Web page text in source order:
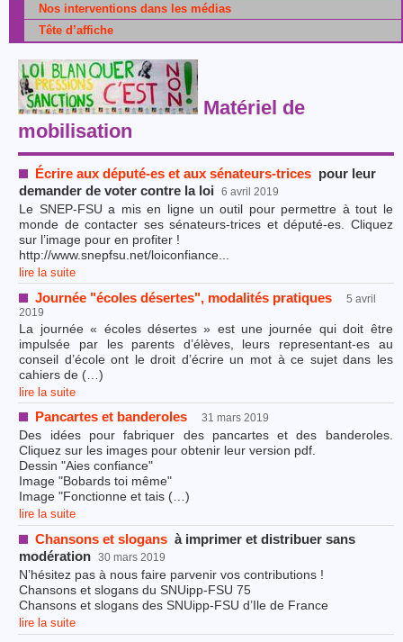
Nos interventions dans les médias
Tête d’affiche
Matériel de
mobilisation
Écrire aux député-es et aux sénateurs-trices pour leur
demander de voter contre la loi
6 avril 2019
Le SNEP-FSU a mis en ligne un outil pour permettre à tout le
monde de contacter ses sénateurs-trices et député-es. Cliquez
sur l’image pour en profiter !
http://www.snepfsu.net/loiconfiance...
lire la suite
Journée "écoles désertes", modalités pratiques
5 avril
2019
La journée « écoles désertes » est une journée qui doit être
impulsée par les parents d’élèves, leurs representant-es au
conseil d’école ont le droit d’écrire un mot à ce sujet dans les
cahiers de (…)
lire la suite
Pancartes et banderoles 31 mars 2019
Des idées pour fabriquer des pancartes et des banderoles.
Cliquez sur les images pour obtenir leur version pdf.
Dessin "Aies confiance"
Image "Bobards toi même"
Image "Fonctionne et tais (…)
lire la suite
Chansons et slogans à imprimer et distribuer sans
modération 30 mars 2019
N’hésitez pas à nous faire parvenir vos contributions !
Chansons et slogans du SNUipp-FSU 75
Chansons et slogans des SNUipp-FSU d’Ile de France
lire la suite